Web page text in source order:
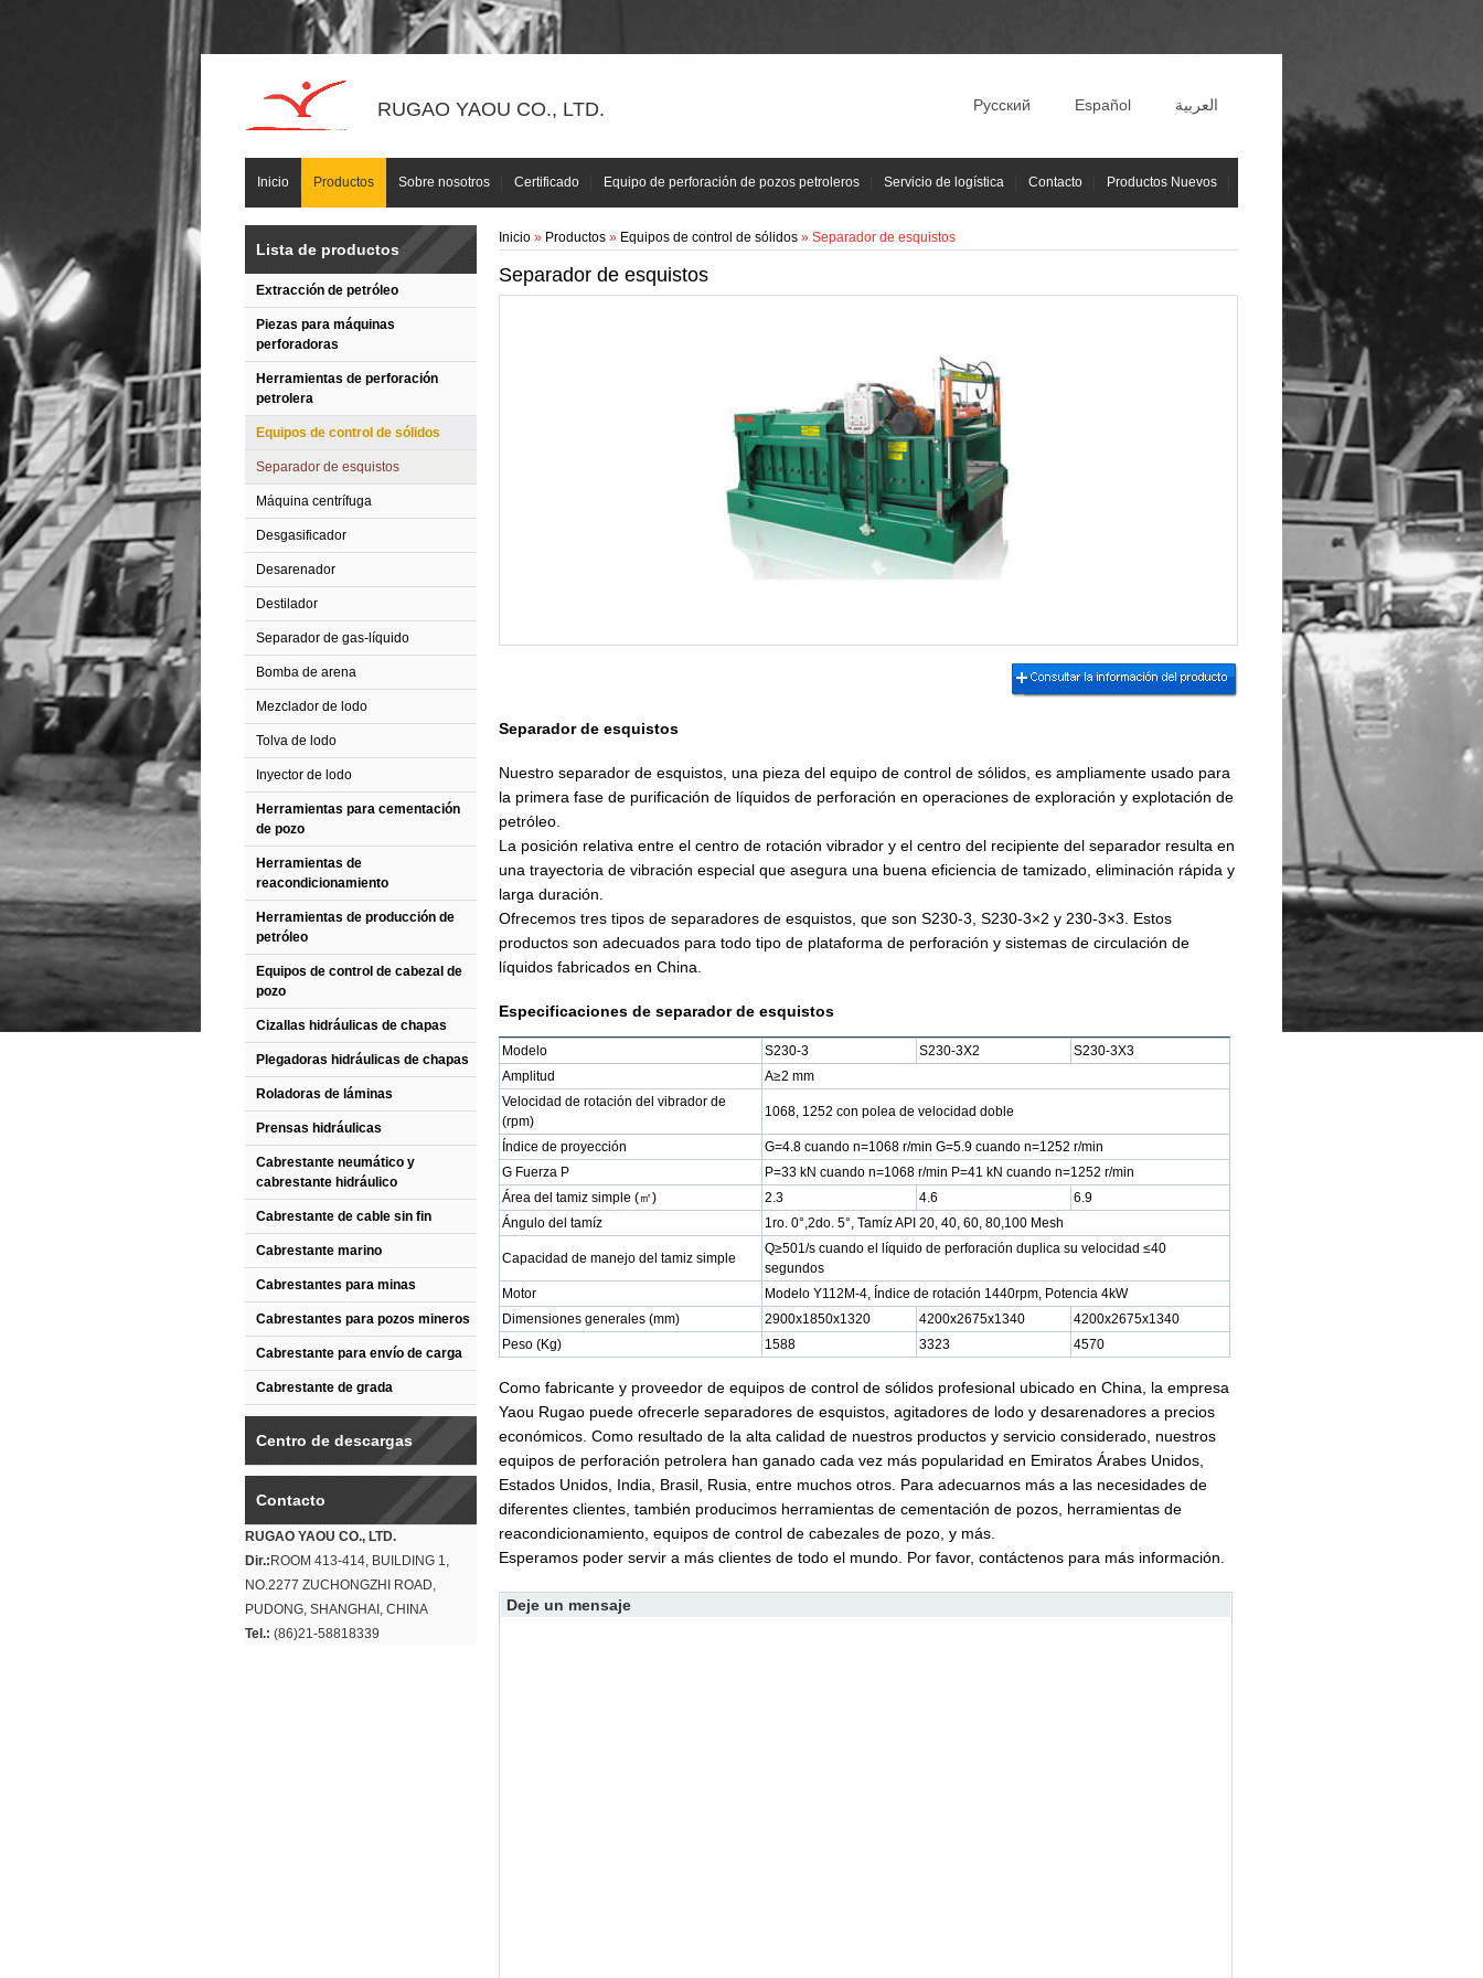
RUGAO YAOU CO., LTD. Русский Español العربية
Inicio Productos Sobre nosotros Certificado Equipo de perforación de pozos petroleros Servicio de logística Contacto Productos Nuevos
Lista de productos
Extracción de petróleo
Piezas para máquinas
perforadoras
Herramientas de perforación
petrolera
Equipos de control de sólidos
Separador de esquistos
Máquina centrífuga
Desgasificador
Desarenador
Destilador
Separador de gas-líquido
Bomba de arena
Mezclador de lodo
Tolva de lodo
Inyector de lodo
Herramientas para cementación
de pozo
Herramientas de
reacondicionamiento
Herramientas de producción de
petróleo
Equipos de control de cabezal de
pozo
Cizallas hidráulicas de chapas
Plegadoras hidráulicas de chapas
Roladoras de láminas
Prensas hidráulicas
Cabrestante neumático y
cabrestante hidráulico
Cabrestante de cable sin fin
Cabrestante marino
Cabrestantes para minas
Cabrestantes para pozos mineros
Cabrestante para envío de carga
Cabrestante de grada
Centro de descargas
Contacto
RUGAO YAOU CO., LTD.
Dir.: ROOM 413-414, BUILDING 1,
NO.2277 ZUCHONGZHI ROAD,
PUDONG, SHANGHAI, CHINA
Tel.: (86)21-58818339
Inicio » Productos » Equipos de control de sólidos » Separador de esquistos
Separador de esquistos
Separador de esquistos
Nuestro separador de esquistos, una pieza del equipo de control de sólidos, es ampliamente usado para
la primera fase de purificación de líquidos de perforación en operaciones de exploración y explotación de
petróleo.
La posición relativa entre el centro de rotación vibrador y el centro del recipiente del separador resulta en
una trayectoria de vibración especial que asegura una buena eficiencia de tamizado, eliminación rápida y
larga duración.
Ofrecemos tres tipos de separadores de esquistos, que son S230-3, S230-3×2 y 230-3×3. Estos
productos son adecuados para todo tipo de plataforma de perforación y sistemas de circulación de
líquidos fabricados en China.
Especificaciones de separador de esquistos
Modelo S230-3 S230-3X2
S230-3X3
Amplitud
A≥2 mm
Velocidad de rotación del vibrador de
(rpm)
1068, 1252 con polea de velocidad doble
Índice de proyección
G=4.8 cuando n=1068 r/min G=5.9 cuando n=1252 r/min
G Fuerza P
P=33 kN cuando n=1068 r/min P=41 kN cuando n=1252 r/min
Área del tamiz simple (㎡)
2.3 4.6
6.9
Ángulo del tamíz
1ro. 0°,2do. 5°, Tamíz API 20, 40, 60, 80,100 Mesh
Capacidad de manejo del tamiz simple
Q≥501/s cuando el líquido de perforación duplica su velocidad ≤40
segundos
Motor
Modelo Y112M-4, Índice de rotación 1440rpm, Potencia 4kW
Dimensiones generales (mm)
2900x1850x1320 4200x2675x1340
4200x2675x1340
Peso (Kg)
1588 3323 4570
Como fabricante y proveedor de equipos de control de sólidos profesional ubicado en China, la empresa
Yaou Rugao puede ofrecerle separadores de esquistos, agitadores de lodo y desarenadores a precios
económicos. Como resultado de la alta calidad de nuestros productos y servicio considerado, nuestros
equipos de perforación petrolera han ganado cada vez más popularidad en Emiratos Árabes Unidos,
Estados Unidos, India, Brasil, Rusia, entre muchos otros. Para adecuarnos más a las necesidades de
diferentes clientes, también producimos herramientas de cementación de pozos, herramientas de
reacondicionamiento, equipos de control de cabezales de pozo, y más.
Esperamos poder servir a más clientes de todo el mundo. Por favor, contáctenos para más información.
Deje un mensaje